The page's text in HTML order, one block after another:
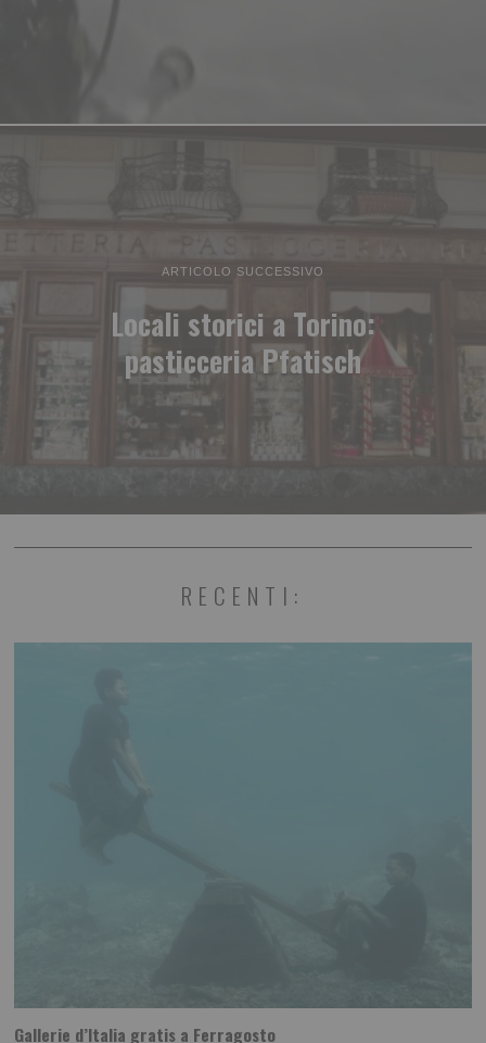
ARTICOLO SUCCESSIVO
Locali storici a Torino:
pasticceria Pfatisch
RECENTI:
Gallerie d’Italia gratis a Ferragosto